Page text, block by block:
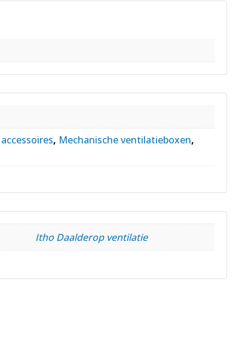
, Mechanische ventilatieboxen,
Itho Daalderop ventilatie